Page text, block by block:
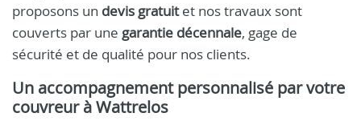
proposons un devis gratuitet nos travaux sont
couverts par une garantie décennale, gage de
sécurité et de qualité pour nos clients.
Un accompagnement personnalisé par votre
couvreur à Wattrelos